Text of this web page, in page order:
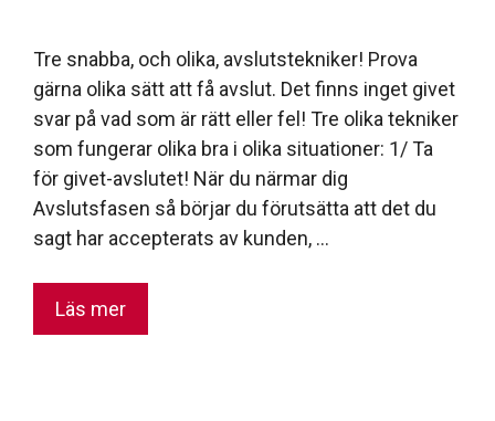
Tre snabba, och olika, avslutstekniker! Prova
gärna olika sätt att få avslut. Det finns inget givet
svar på vad som är rätt eller fel! Tre olika tekniker
som fungerar olika bra i olika situationer: 1/ Ta
för givet-avslutet! När du närmar dig
Avslutsfasen så börjar du förutsätta att det du
sagt har accepterats av kunden, …
Läs mer